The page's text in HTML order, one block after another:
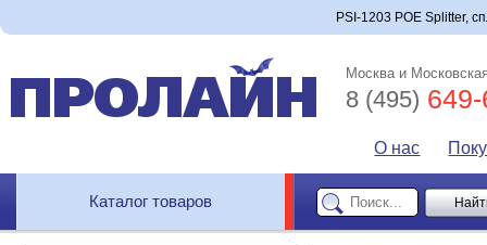
PSI-1203 POE Splitter,
Москва и
8 (495)
О нас
Каталог товаров